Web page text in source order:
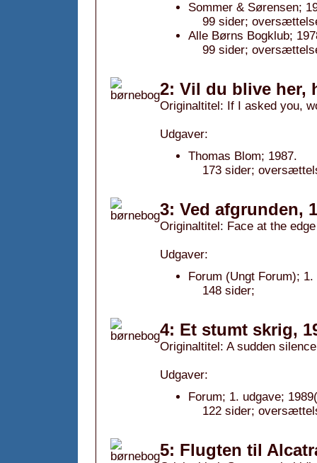
Sommer & Sørensen;
99 sider;
Alle Børns Bogklub;
99 sider;
2: Vil du blive her,
Originaltitel: If I asked you,
Udgaver:
Thomas Blom; 1987.
173 sider;
3: Ved afgrunden,
Originaltitel: Face at the
Udgaver:
Forum (Ungt Forum);
148 sider;
4: Et stumt skrig,
Originaltitel: A sudden silence
Udgaver:
Forum; 1. udgave;
122 sider;
5: Flugten til